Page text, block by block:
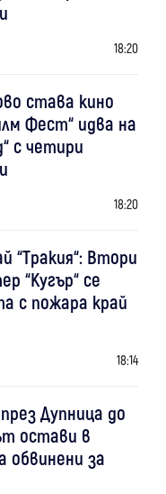
18:20
става кино
Фест“ идва на
с четири
18:20
“Тракия“: Втори
“Кугър“ се
с пожара край
18:14
Дупница до
остави в
за